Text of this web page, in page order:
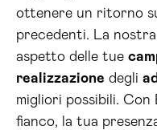
ottenere un ritorno
precedenti. La
aspetto delle tue
realizzazione degli
migliori possibili.
fianco, la tua